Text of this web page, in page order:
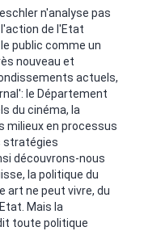
n'analyse pas
de l'Etat
public comme un
nouveau et
actuels,
le Département
du cinéma, la
milieux en processus
stratégies
découvrons-nous
la politique du
art ne peut vivre, du
Mais la
toute politique